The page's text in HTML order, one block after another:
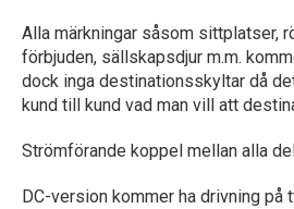
Alla märkningar såsom sittplatser,
förbjuden, sällskapsdjur m.m.
dock inga destinationsskyltar då
kund till kund vad man vill att
Strömförande koppel mellan alla
DC-version kommer ha drivning på